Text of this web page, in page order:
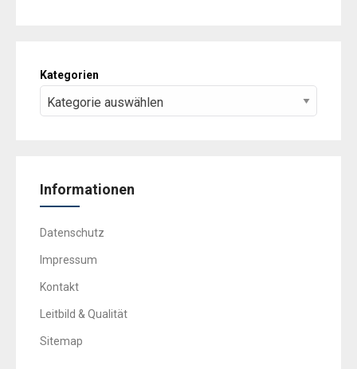
Kategorien
Informationen
Datenschutz
Impressum
Kontakt
Leitbild & Qualität
Sitemap